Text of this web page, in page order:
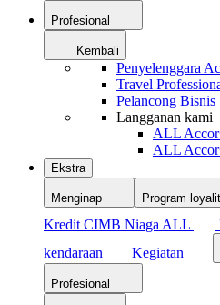
Profesional
Kembali
Penyelenggara
Travel
Pelancong Bisnis
Langganan kami
ALL
ALL
Ekstra
Menginap Program
Kredit CIMB Niaga ALL
kendaraan
Kegiatan
Profesional